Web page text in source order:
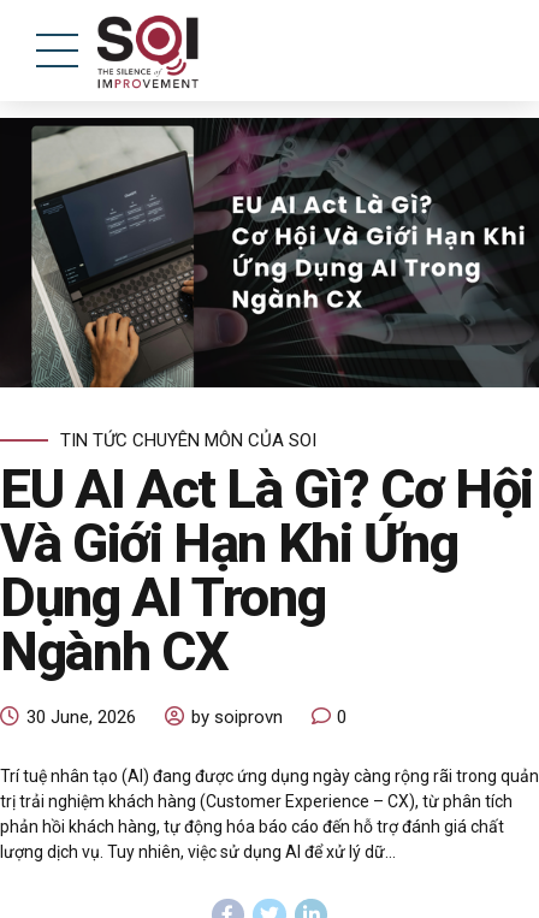
TIN TỨC CHUYÊN MÔN CỦA SOI
EU AI Act Là Gì? Cơ Hội
Và Giới Hạn Khi Ứng
Dụng AI Trong
Ngành CX
30 June, 2026 by soiprovn 0
Trí tuệ nhân tạo (AI) đang được ứng dụng ngày càng rộng rãi trong quản
trị trải nghiệm khách hàng (Customer Experience – CX), từ phân tích
phản hồi khách hàng, tự động hóa báo cáo đến hỗ trợ đánh giá chất
lượng dịch vụ. Tuy nhiên, việc sử dụng AI để xử lý dữ...